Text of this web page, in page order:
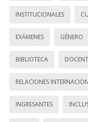
INSTITUCIONALES
EXÁMENES GÉNERO
BIBLIOTECA
RELACIONES
INGRESANTES